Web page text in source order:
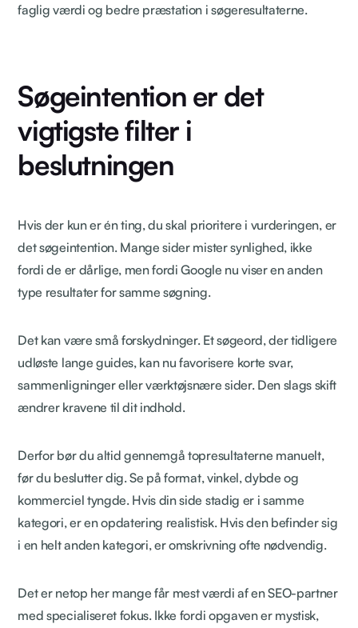
faglig værdi og bedre præstation i søgeresultaterne.
Søgeintention er det
vigtigste filter i
beslutningen
Hvis der kun er én ting, du skal prioritere i vurderingen, er
det søgeintention. Mange sider mister synlighed, ikke
fordi de er dårlige, men fordi Google nu viser en anden
type resultater for samme søgning.
Det kan være små forskydninger. Et søgeord, der tidligere
udløste lange guides, kan nu favorisere korte svar,
sammenligninger eller værktøjsnære sider. Den slags skift
ændrer kravene til dit indhold.
Derfor bør du altid gennemgå topresultaterne manuelt,
før du beslutter dig. Se på format, vinkel, dybde og
kommerciel tyngde. Hvis din side stadig er i samme
kategori, er en opdatering realistisk. Hvis den befinder sig
i en helt anden kategori, er omskrivning ofte nødvendig.
Det er netop her mange får mest værdi af en SEO-partner
med specialiseret fokus. Ikke fordi opgaven er mystisk,